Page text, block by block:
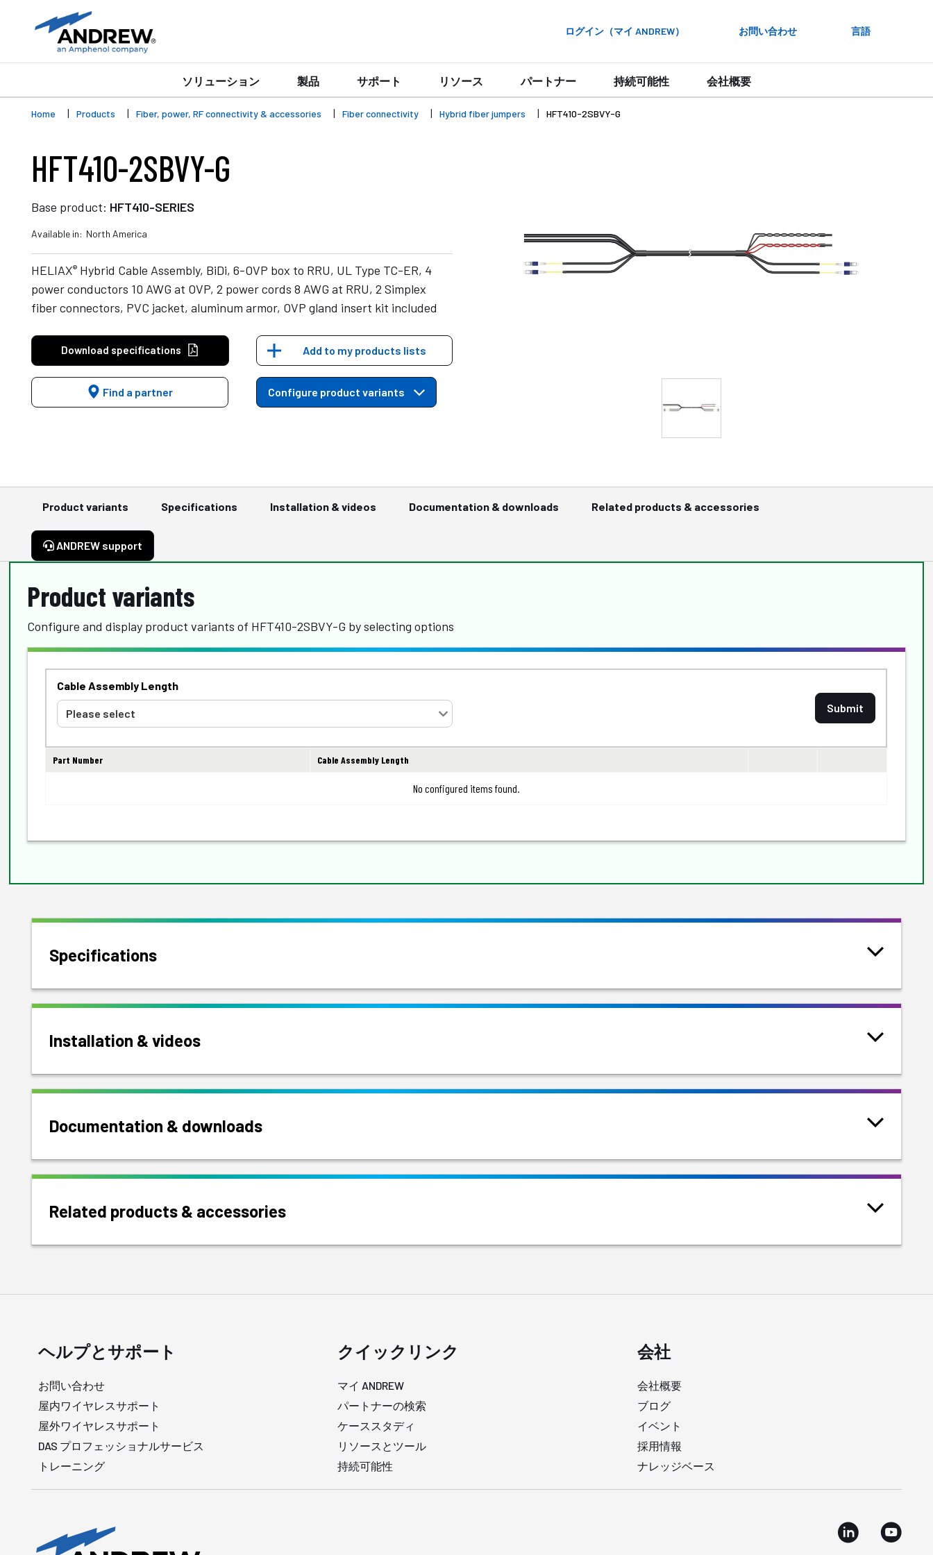
ログイン（マイ ANDREW） お問い合わせ 言語
ソリューション 製品 サポート リソース パートナー 持続可能性 会社概要
Home Products Fiber, power, RF connectivity & accessories Fiber connectivity Hybrid fiber jumpers HFT410-2SBVY-G
HFT410-2SBVY-G
Base product: HFT410-SERIES
Available in: North America
HELIAX® Hybrid Cable Assembly, BiDi, 6-OVP box to RRU, UL Type TC-ER, 4
power conductors 10 AWG at OVP, 2 power cords 8 AWG at RRU, 2 Simplex
fiber connectors, PVC jacket, aluminum armor, OVP gland insert kit included
Download specifications Add to my products lists
Find a partner Configure product variants
Product variants Specifications Installation & videos Documentation & downloads Related products & accessories
ANDREW support
Product variants
Configure and display product variants of HFT410-2SBVY-G by selecting options
Cable Assembly Length
Part Number Cable Assembly Length
No configured items found.
Specifications
Installation & videos
Documentation & downloads
Related products & accessories
ヘルプとサポート
お問い合わせ
屋内ワイヤレスサポート
屋外ワイヤレスサポート
DAS プロフェッショナルサービス
トレーニング
クイックリンク
マイ ANDREW
パートナーの検索
ケーススタディ
リソースとツール
持続可能性
会社
会社概要
ブログ
イベント
採用情報
ナレッジベース